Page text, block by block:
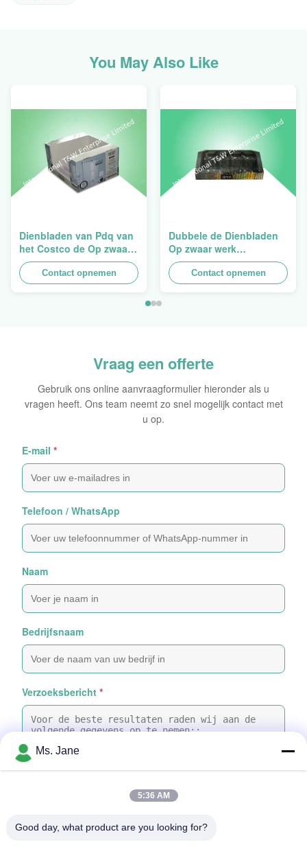
You May Also Like
Dienbladen van Pdq van
het Costco de Op zwaar
werk berekende
Stapelbare Ontwerp aan
het Verkopen van
Contact opnemen
Dubbele de Dienbladen
Op zwaar werk
berekende
Opeenstapeling van het
Muurkarton PDQ voor het
Contact opnemen
Vraag een offerte
Gebruik ons online aanvraagformulier hieronder als u
vragen heeft. Ons team neemt zo snel mogelijk contact met
u op.
E-mail *
Telefoon / WhatsApp
Naam
Bedrijfsnaam
Verzoeksbericht *
Selecteer bestanden
Ms. Jane
5:36 AM
Good day, what product are you looking for?